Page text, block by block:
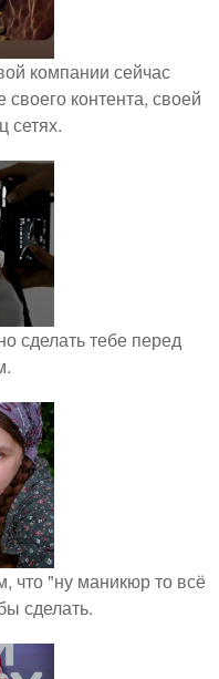
компании сейчас
контента, своей
сетях.
сделать тебе перед
что "ну маникюр то всё
сделать.